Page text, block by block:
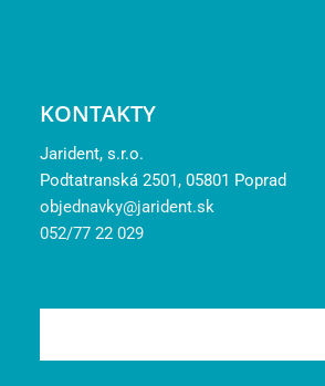
KONTAKTY
Jarident, s.r.o.
Podtatranská 2501, 05801 Poprad
objednavky@jarident.sk
052/77 22 029